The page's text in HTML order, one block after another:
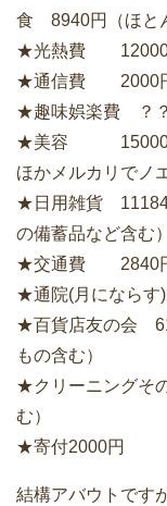
食 8940円（ほと
★光熱費 12000円
★通信費 2000円
★趣味娯楽費 ？？
★美容 15000円
ほかメルカリでノ
★日用雑貨 11184
の備蓄品など含む）
★交通費 2840円
★通院(月にならす
★百貨店友の会
もの含む）
★クリーニングそ
む）
★寄付2000円
結構アバウトです